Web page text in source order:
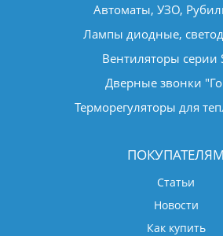
Автоматы, УЗО,
Лампы диодные,
Вентиляторы серии
Дверные звонки
Терморегуляторы для
ПОКУПАТЕЛЯМ
Статьи
Новости
Как купить